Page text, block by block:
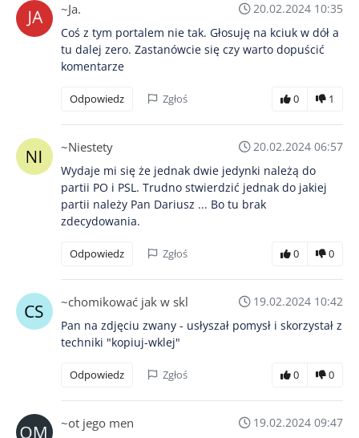
~Ja.
20.02.2024 10:35
Coś z tym portalem nie tak. Głosuję na kciuk w dół a
tu dalej zero. Zastanówcie się czy warto dopuścić
komentarze
Odpowiedz Zgłoś 0 1
~Niestety
20.02.2024 06:57
Wydaje mi się że jednak dwie jedynki należą do
partii PO i PSL. Trudno stwierdzić jednak do jakiej
partii należy Pan Dariusz ... Bo tu brak
zdecydowania.
Odpowiedz Zgłoś 0 0
~chomikować jak w skl
19.02.2024 10:42
Pan na zdjęciu zwany - usłyszał pomysł i skorzystał z
techniki "kopiuj-wklej"
Odpowiedz Zgłoś 0 0
~ot jego men
19.02.2024 09:47